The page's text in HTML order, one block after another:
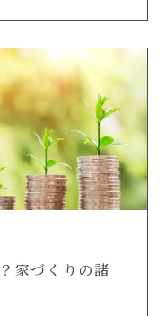
家づくりの諸